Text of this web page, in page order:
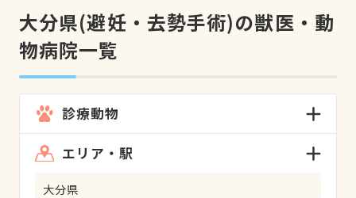
大分県(避妊・去勢手術)の獣医・動
物病院一覧
診療動物
エリア・駅
大分県